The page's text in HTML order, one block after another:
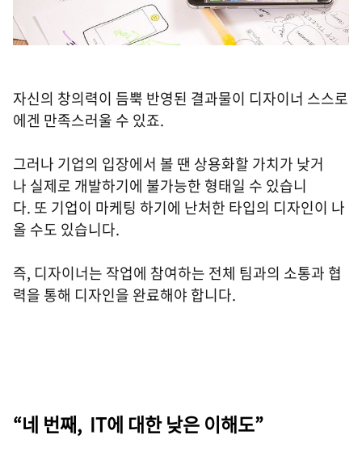
자신의 창의력이 듬뿍 반영된 결과물이 디자이너 스스로
에겐 만족스러울 수 있죠.
그러나 기업의 입장에서 볼 땐 상용화할 가치가 낮거
나 실제로 개발하기에 불가능한 형태일 수 있습니
다. 또 기업이 마케팅 하기에 난처한 타입의 디자인이 나
올 수도 있습니다.
즉, 디자이너는 작업에 참여하는 전체 팀과의 소통과 협
력을 통해 디자인을 완료해야 합니다.
“네 번째, IT에 대한 낮은 이해도”